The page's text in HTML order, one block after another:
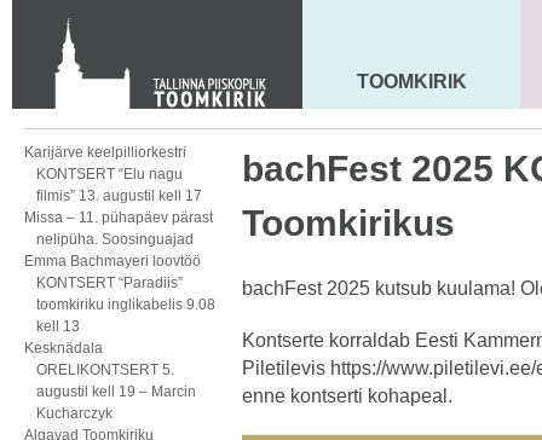
KONTAKT
Toom-Kooli 6, 10130 TALLINN
tallinna.toom@eelk.ee
MAARJA KIRIK
TOOMKIRIK
Karijärve keelpilliorkestri
KONTSERT “Elu nagu
filmis” 13. augustil kell 17
Missa – 11. pühapäev pärast
nelipüha. Soosinguajad
Emma Bachmayeri loovtöö
KONTSERT “Paradiis”
toomkiriku inglikabelis 9.08
kell 13
Kesknädala
ORELIKONTSERT 5.
augustil kell 19 – Marcin
Kucharczyk
Algavad Toomkiriku
bachFest 2025
Toomkirikus
bachFest 2025 kutsub kuulama!
Kontserte korraldab Eesti
Piletilevis https://
enne kontserti kohapeal.